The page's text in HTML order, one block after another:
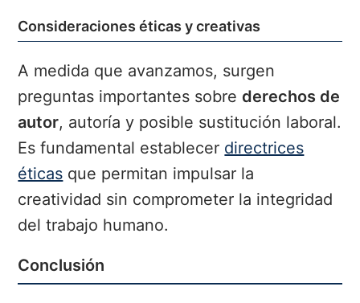
Consideraciones éticas y creativas
A medida que avanzamos, surgen
preguntas importantes sobre derechos de
autor, autoría y posible sustitución laboral.
Es fundamental establecer directrices
éticas que permitan impulsar la
creatividad sin comprometer la integridad
del trabajo humano.
Conclusión